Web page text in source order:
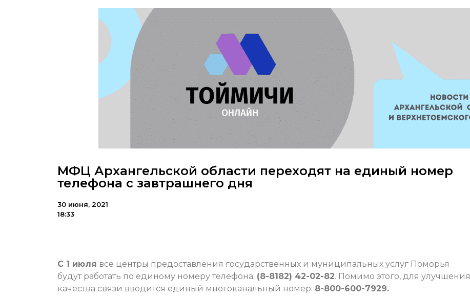
МФЦ Архангельской области переходят на единый номер
телефона с завтрашнего дня
30 июня, 2021
18:33
С 1 июля все центры предоставления государственных и муниципальных услуг Поморья
будут работать по единому номеру телефона: (8-8182) 42-02-82. Помимо этого, для улучшения
качества связи вводится единый многоканальный номер: 8-800-600-7929.